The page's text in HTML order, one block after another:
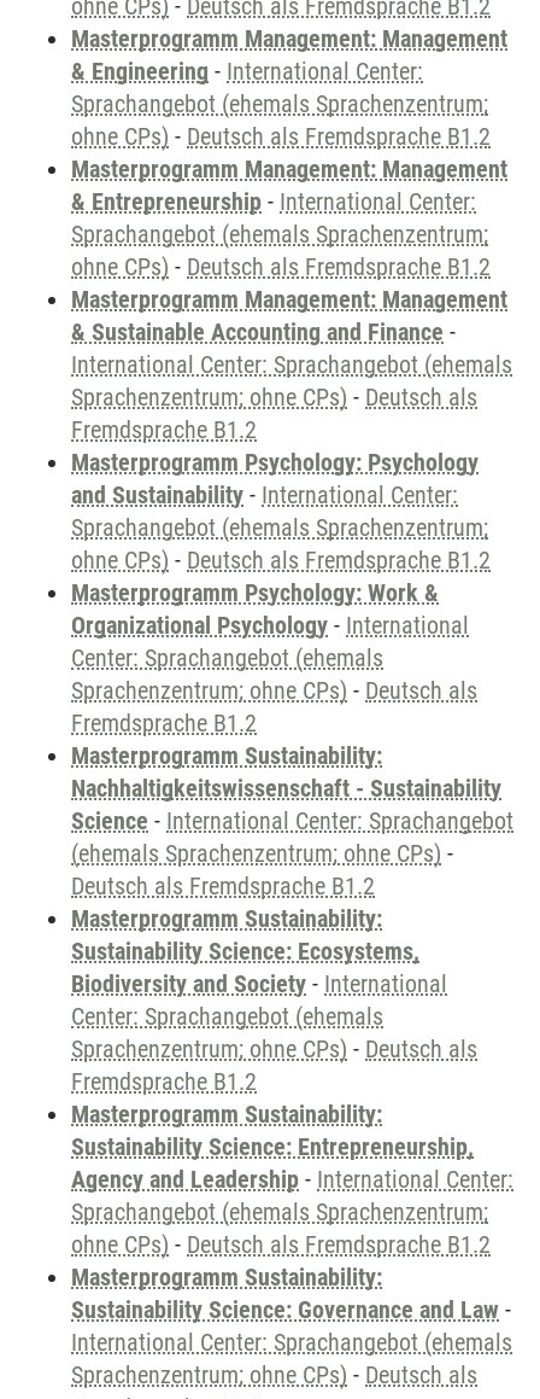
ohne CPs) - Deutsch als Fremdsprache B1.2
Masterprogramm Management: Management
& Engineering - International Center:
Sprachangebot (ehemals Sprachenzentrum;
ohne CPs) - Deutsch als Fremdsprache B1.2
Masterprogramm Management: Management
& Entrepreneurship - International Center:
Sprachangebot (ehemals Sprachenzentrum;
ohne CPs) - Deutsch als Fremdsprache B1.2
Masterprogramm Management: Management
& Sustainable Accounting and Finance -
International Center: Sprachangebot (ehemals
Sprachenzentrum; ohne CPs) - Deutsch als
Fremdsprache B1.2
Masterprogramm Psychology: Psychology
and Sustainability - International Center:
Sprachangebot (ehemals Sprachenzentrum;
ohne CPs) - Deutsch als Fremdsprache B1.2
Masterprogramm Psychology: Work &
Organizational Psychology - International
Center: Sprachangebot (ehemals
Sprachenzentrum; ohne CPs) - Deutsch als
Fremdsprache B1.2
Masterprogramm Sustainability:
Nachhaltigkeitswissenschaft - Sustainability
Science - International Center: Sprachangebot
(ehemals Sprachenzentrum; ohne CPs) -
Deutsch als Fremdsprache B1.2
Masterprogramm Sustainability:
Sustainability Science: Ecosystems,
Biodiversity and Society - International
Center: Sprachangebot (ehemals
Sprachenzentrum; ohne CPs) - Deutsch als
Fremdsprache B1.2
Masterprogramm Sustainability:
Sustainability Science: Entrepreneurship,
Agency and Leadership - International Center:
Sprachangebot (ehemals Sprachenzentrum;
ohne CPs) - Deutsch als Fremdsprache B1.2
Masterprogramm Sustainability:
Sustainability Science: Governance and Law -
International Center: Sprachangebot (ehemals
Sprachenzentrum; ohne CPs) - Deutsch als